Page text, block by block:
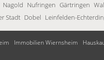
Nagold Nufringen Gärtringen
Stadt Dobel Leinfelden-
Immobilien Wiernsheim